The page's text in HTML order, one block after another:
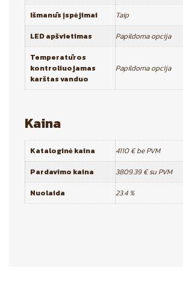
Išmanūs įspėjimai
Taip
LED apšvietimas
Papildoma opcija
Temperatūros
kontroliuojamas
karštas vanduo
Papildoma opcija
Kaina
Kataloginė kaina
4110 € be PVM
Pardavimo kaina
3809.39 € su PVM
Nuolaida
23.4 %